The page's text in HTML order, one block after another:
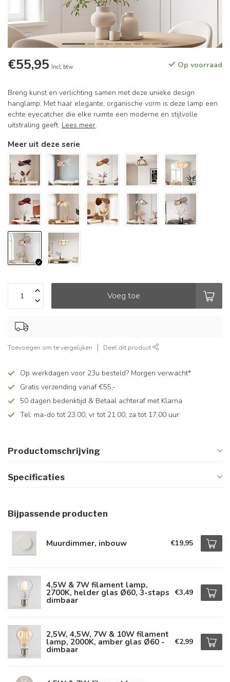
€55,95 Incl. btw Op voorraad
Breng kunst en verlichting samen met deze unieke design
hanglamp. Met haar elegante, organische vorm is deze lamp een
echte eyecatcher die elke ruimte een moderne en stijlvolle
uitstraling geeft. Lees meer.
Meer uit deze serie
Voeg toe
Toevoegen om te vergelijken Deel dit product
Op werkdagen voor 23u besteld? Morgen verwacht*
Gratis verzending vanaf €55,-
50 dagen bedenktijd & Betaal achteraf met Klarna
Tel: ma-do tot 23.00, vr tot 21.00, za tot 17.00 uur
Productomschrijving
Specificaties
Bijpassende producten
Muurdimmer, inbouw €19,95
4,5W & 7W filament lamp,
2700K, helder glas Ø60, 3-staps
dimbaar
€3,49
2,5W, 4,5W, 7W & 10W filament
lamp, 2000K, amber glas Ø60 -
dimbaar
€2,99